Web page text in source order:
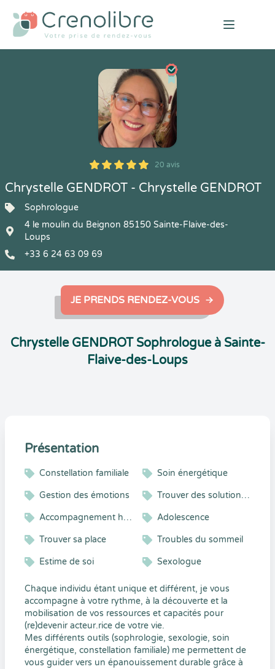
Open
5
1
5
20 20 avis
Chrystelle GENDROT - Chrystelle GENDROT
Sophrologue
4 le moulin du Beignon 85150 Sainte-Flaive-des-
Loups
+33 6 24 63 09 69
JE PRENDS RENDEZ-VOUS
Chrystelle GENDROT Sophrologue à Sainte-
Flaive-des-Loups
Présentation
Constellation familiale Soin énergétique
Gestion des émotions Trouver des solutions durables
Accompagnement holistique Adolescence
Trouver sa place Troubles du sommeil
Estime de soi Sexologue
Chaque individu étant unique et différent, je vous
accompagne à votre rythme, à la découverte et la
mobilisation de vos ressources et capacités pour
(re)devenir acteur.rice de votre vie.
Mes différents outils (sophrologie, sexologie, soin
énergétique, constellation familiale) me permettent de
vous guider vers un épanouissement durable grâce à